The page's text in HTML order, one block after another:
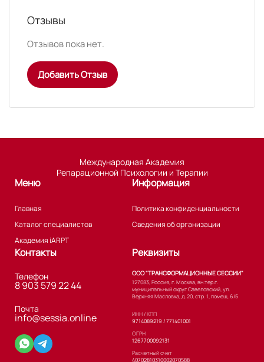
Отзывы
Отзывов пока нет.
Добавить Отзыв
Международная Академия
Репарационной Психологии и Терапии
Меню
Главная
Каталог специалистов
Академия iARPT
Информация
Политика конфиденциальности
Сведения об организации
Контакты
Телефон
8 903 579 22 44
Почта
info@sessia.online
Реквизиты
ООО "ТРАНСФОРМАЦИОННЫЕ СЕССИИ"
127083, Россия, г. Москва, вн.тер.г.
муниципальный округ Савеловский, ул.
Верхняя Масловка, д. 20, стр. 1, помещ. 6/5
ИНН / КПП
9714089219 / 771401001
ОГРН
1267700092131
Расчетный счет
40702810310002070588